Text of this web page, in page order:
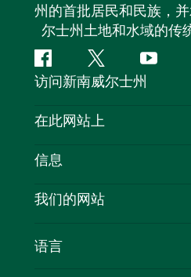
州的首批居民和民族，
尔士州土地和水域的传
Facebook叽
叽
喳
访问新南威尔士州
联系我们
隐私
Cookie 通知
在此网站上
目的地
新南威尔士州公路旅行
活动
信息
旅行信息
新南威尔士州的商业
我们的网站
语言